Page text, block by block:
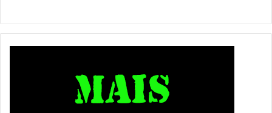
discos na dianteira (240 mm) e traseira (220 mm), para
metálico, preto metálico e vermelho metálico e preço
público sugerido de R$ 13.300,00. O valor tem como base